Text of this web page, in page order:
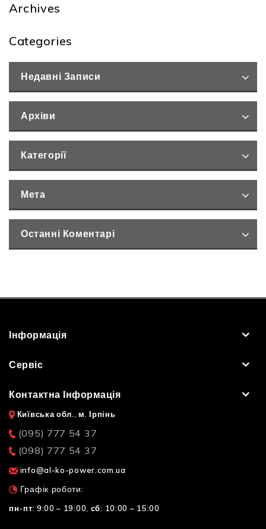
Archives
Categories
Недавні Записи
Архіви
Категорії
Мета
Останні Коментарі
Інформація
Сервіс
Контактна Інформація
Київська обл., м. Ірпінь
(095) 777 54 37
(098) 777 54 37
info@al-ko-power.com.ua
Графік роботи:
пн-пт: 9:00 – 19:00, сб: 10:00 – 15:00